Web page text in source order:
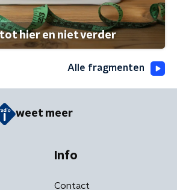
hier en niet verder
Alle fragmenten
weet meer
Info
Contact